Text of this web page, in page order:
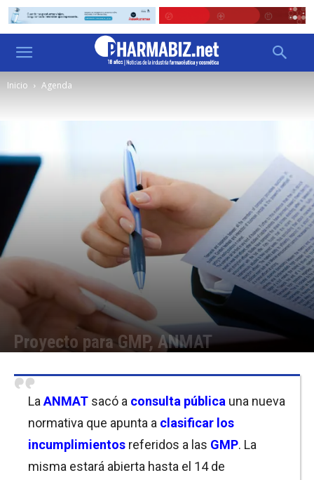
Inicio Agenda
Proyecto para GMP, ANMAT
La ANMAT sacó a consulta pública una nueva
normativa que apunta a clasificar los
incumplimientos referidos a las GMP. La
misma estará abierta hasta el 14 de